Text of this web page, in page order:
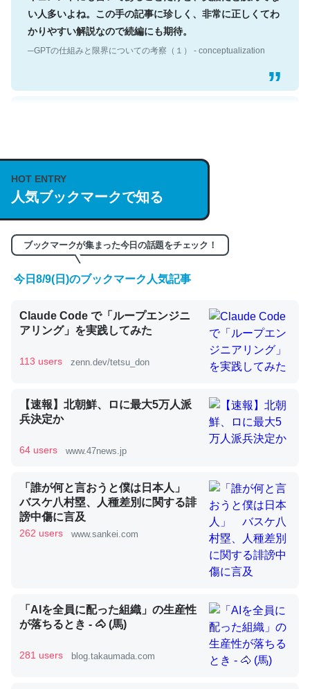
い人多いよね。この手の記事に珍しく、非常に正しくてわ
かりやすい解説なので続編にも期待。
─GPTの仕組みと限界についての考察（１） - conceptualization
https://isobe324649.hatenablog.com/entry/2023/03/27
/064121
─GPTの仕組みと限界についての考察（１） - conceptualization
くらい。小説でいう「ずっと前の伏線」は回収されないけ
ど、短期記憶というには多い分量。進化すればするほど分
─GPTの仕組みと限界についての考察（１） - conceptualization
昆虫ってカルシウム少ないのか。知らんかった。調べたら
─ニュース :: 【研究発表】昆虫学の大問題＝「昆虫はなぜ海にいな
いのか」に関する新仮説
利だから両方が拮抗してるのでは」とあって面白い。海に
いる鋏角類（カブトガニ・ウミグモ）はカルシウムを使わ
ずキチンを強化してる筈だが、酵素が違うのか？
─ニュース :: 【研究発表】昆虫学の大問題＝「昆虫はなぜ海にいな
HOT ENTRY
人気ブックマークで知る
ブックマークが集まった今日の話題をチェック！
今日8/9(日)のブックマーク人気記事
Claude Code で「ループエンジニ
アリング」を実践してみた
113 users zenn.dev/tetsu_don
【速報】北朝鮮、ロに最大5万人派
兵決定か
64 users www.47news.jp
「誰が何と言おうと僕は日本人」
バスケ八村塁、人種差別に関する誹
謗中傷に言及
262 users www.sankei.com
「AIを全員に配った組織」の生産性
が落ちるとき - 🐴 (馬)
281 users blog.takaumada.com